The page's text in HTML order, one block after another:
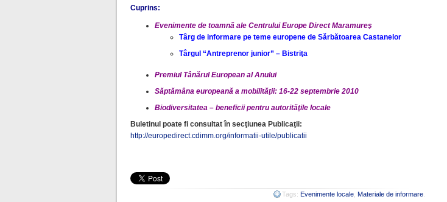
Cuprins:
Evenimente de toamnă ale Centrului Europe Direct Maramureş
Târg de informare pe teme europene de Sărbătoarea Castanelor
Târgul “Antreprenor junior” – Bistriţa
Premiul Tânărul European al Anului
Săptămâna europeană a mobilităţii: 16-22 septembrie 2010
Biodiversitatea – beneficii pentru autorităţile locale
Buletinul poate fi consultat în secţiunea Publicaţii:
http://europedirect.cdimm.org/informatii-utile/publicatii
Tags:Evenimente locale ,Materiale de informare